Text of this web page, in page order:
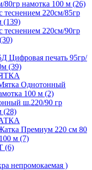
80гр намотка 100 м (26)
220см/85гр
(139)
220см/90гр
Цифровая печать 95гр/
(39)
Однотонный
100 м (2)
ш.220/90 гр
(28)
Премиум 220 см 80
м (7)
(6)
непромокаемая )